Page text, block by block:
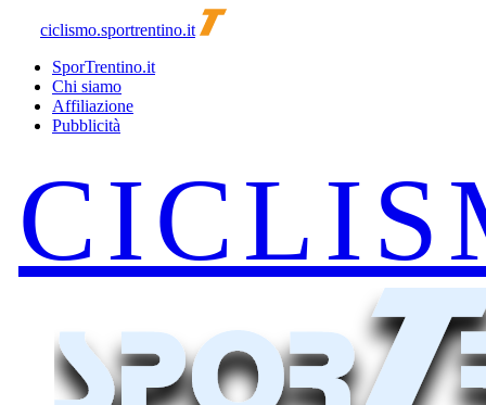
ciclismo.sportrentino.it
SporTrentino.it
Chi siamo
Affiliazione
Pubblicità